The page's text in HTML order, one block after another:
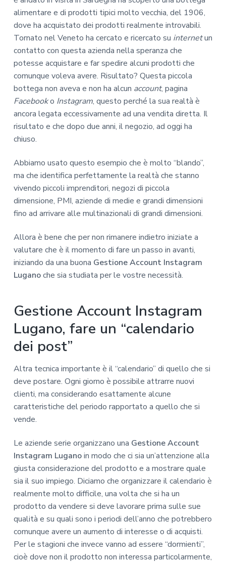
alimentare e di prodotti tipici molto vecchia, del 1906,
dove ha acquistato dei prodotti realmente introvabili.
Tornato nel Veneto ha cercato e ricercato su internetun
contatto con questa azienda nella speranza che
potesse acquistare e far spedire alcuni prodotti che
comunque voleva avere. Risultato? Questa piccola
bottega non aveva e non ha alcun account, pagina
Facebooko Instagram, questo perché la sua realtà è
ancora legata eccessivamente ad una vendita diretta. Il
risultato e che dopo due anni, il negozio, ad oggi ha
chiuso.
Abbiamo usato questo esempio che è molto “blando”,
ma che identifica perfettamente la realtà che stanno
vivendo piccoli imprenditori, negozi di piccola
dimensione, PMI, aziende di medie e grandi dimensioni
fino ad arrivare alle multinazionali di grandi dimensioni.
Allora è bene che per non rimanere indietro iniziate a
valutare che è il momento di fare un passo in avanti,
iniziando da una buona Gestione Account Instagram
Luganoche sia studiata per le vostre necessità.
Gestione Account Instagram
Lugano, fare un “calendario
dei post”
Altra tecnica importante è il “calendario” di quello che si
deve postare. Ogni giorno è possibile attrarre nuovi
clienti, ma considerando esattamente alcune
caratteristiche del periodo rapportato a quello che si
vende.
Le aziende serie organizzano una Gestione Account
Instagram Luganoin modo che ci sia un’attenzione alla
giusta considerazione del prodotto e a mostrare quale
sia il suo impiego. Diciamo che organizzare il calendario è
realmente molto difficile, una volta che si ha un
prodotto da vendere si deve lavorare prima sulle sue
qualità e su quali sono i periodi dell’anno che potrebbero
comunque avere un aumento di interesse o di acquisti.
Per le stagioni che invece vanno ad essere “dormienti”,
cioè dove non il prodotto non interessa particolarmente,